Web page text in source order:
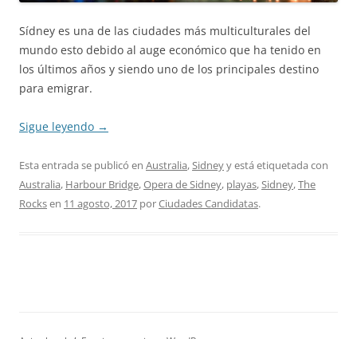
Sídney es una de las ciudades más multiculturales del
mundo esto debido al auge económico que ha tenido en
los últimos años y siendo uno de los principales destino
para emigrar.
Sigue leyendo →
Esta entrada se publicó en Australia,Sidneyy está etiquetada con
Australia, Harbour Bridge,Opera de Sidney, playas,Sidney,The
Rocksen 11 agosto, 2017 porCiudades Candidatas.